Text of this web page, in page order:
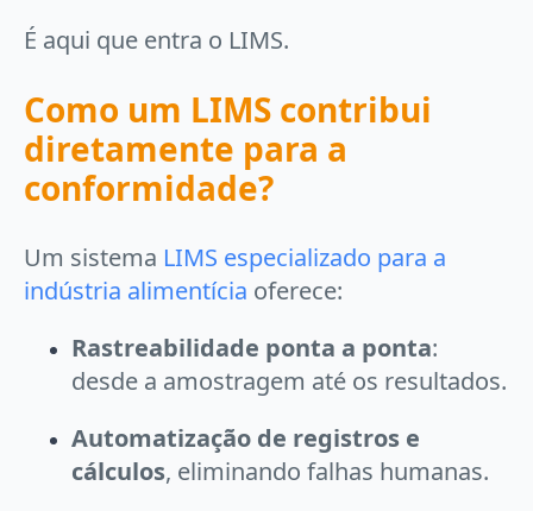
É aqui que entra o LIMS.
Como um LIMS contribui
diretamente para a
conformidade?
Um sistema LIMS especializado para a
indústria alimentícia oferece:
Rastreabilidade ponta a ponta:
desde a amostragem até os resultados.
Automatização de registros e
cálculos, eliminando falhas humanas.